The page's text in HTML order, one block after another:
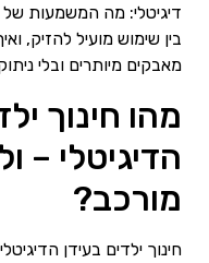
דיגיטלי: מה המשמעות של
בין שימוש מועיל להזיק,
מאבקים מיותרים ובלי
מהו חינוך
הדיגיטלי –
מורכב?
חינוך ילדים בעידן